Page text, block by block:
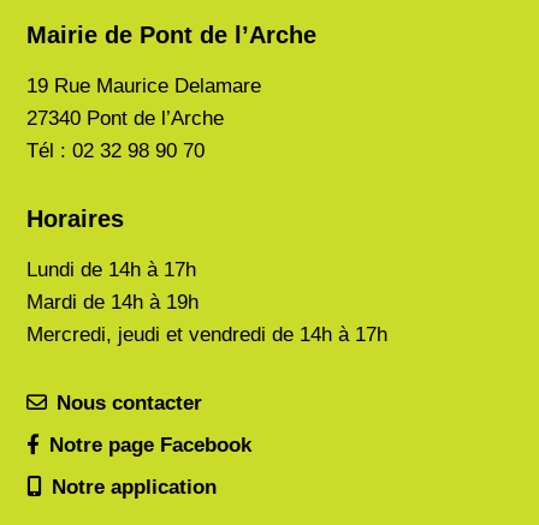
Mairie de Pont de l’Arche
19 Rue Maurice Delamare
27340 Pont de l’Arche
Tél : 02 32 98 90 70
Horaires
Lundi de 14h à 17h
Mardi de 14h à 19h
Mercredi, jeudi et vendredi de 14h à 17h
Nous contacter
Notre page Facebook
Notre application